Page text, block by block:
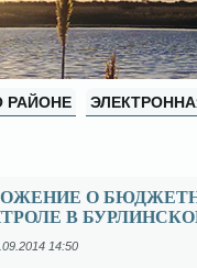
РАЙОНЕ
О
В
14:50